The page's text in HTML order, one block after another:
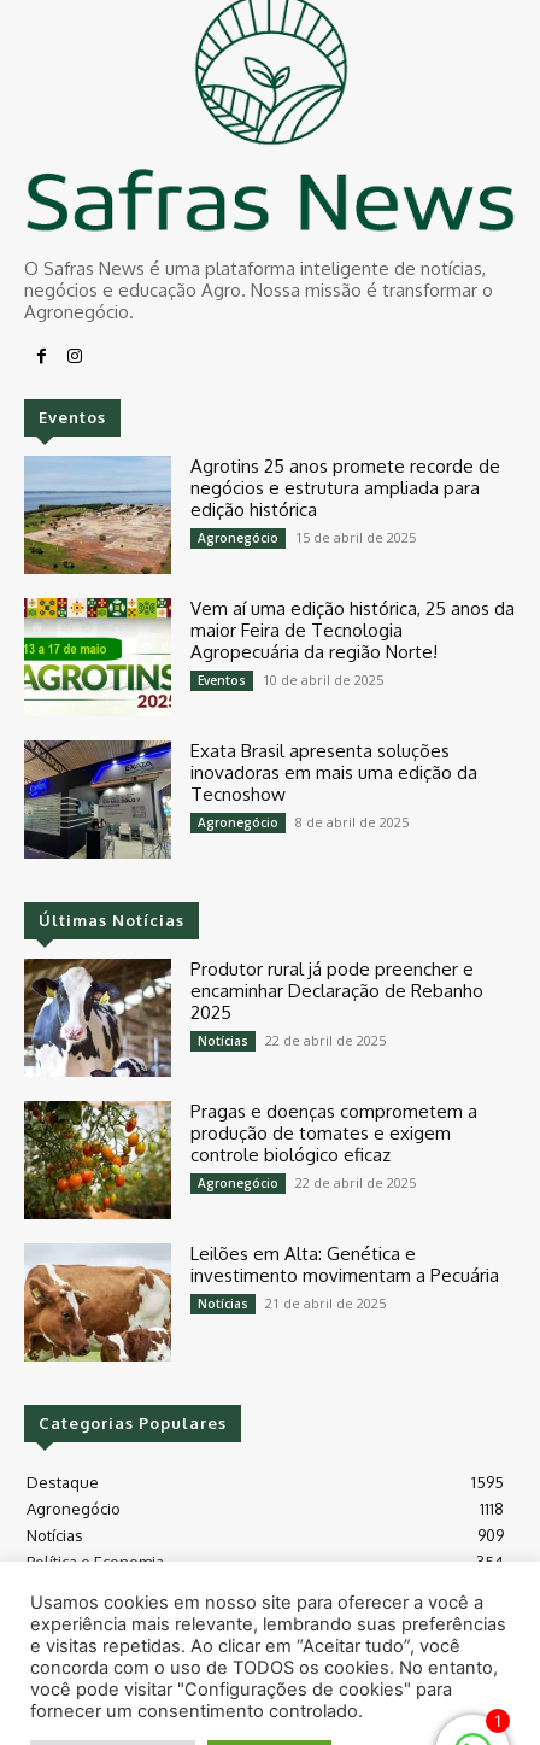
O Safras News é uma plataforma inteligente de notícias,
negócios e educação Agro. Nossa missão é transformar o
Agronegócio.
Eventos
Agrotins 25 anos promete recorde de
negócios e estrutura ampliada para
edição histórica
Agronegócio 15 de abril de 2025
Vem aí uma edição histórica, 25 anos da
maior Feira de Tecnologia
Agropecuária da região Norte!
Eventos 10 de abril de 2025
Exata Brasil apresenta soluções
inovadoras em mais uma edição da
Tecnoshow
Agronegócio 8 de abril de 2025
Últimas Notícias
Produtor rural já pode preencher e
encaminhar Declaração de Rebanho
2025
Notícias 22 de abril de 2025
Pragas e doenças comprometem a
produção de tomates e exigem
controle biológico eficaz
Agronegócio 22 de abril de 2025
Leilões em Alta: Genética e
investimento movimentam a Pecuária
Notícias 21 de abril de 2025
Categorias Populares
Destaque
1595
Agronegócio
1118
Notícias
909
Política e Economia
354
Máquinas e Tecnologia
128
Grãos - soja e milho
Meio Ambiente
115
1
Usamos cookies em nosso site para oferecer a você a
experiência mais relevante, lembrando suas preferências
e visitas repetidas. Ao clicar em “Aceitar tudo”, você
concorda com o uso de TODOS os cookies. No entanto,
você pode visitar "Configurações de cookies" para
fornecer um consentimento controlado.